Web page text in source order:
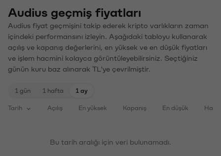
Audius geçmiş fiyatları
Audius fiyat geçmişini takip ederek kripto varlıkların zaman
içindeki performansını izleyin. Aşağıdaki tabloyu kullanarak
açılış ve kapanış değerlerini, en yüksek ve en düşük fiyatları
ve işlem hacmini kolayca görüntüleyebilirsiniz. Seçtiğiniz
günün kuru baz alınarak TL'ye çevrilmiştir.
1 gün 1 hafta 1 ay
Tarih Açılış En yüksek Kapanış En düşük
Bu tarih aralığı için veri bulunamadı.